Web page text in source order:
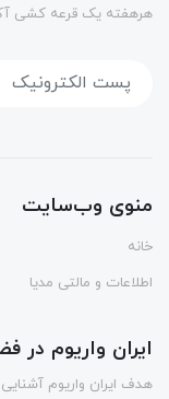
هرهفته یک قرعه کشی
منوی وب‌سایت
خانه
اطلاعات و مالتی مدیا
ایران واریوم در
هدف ایران واریوم